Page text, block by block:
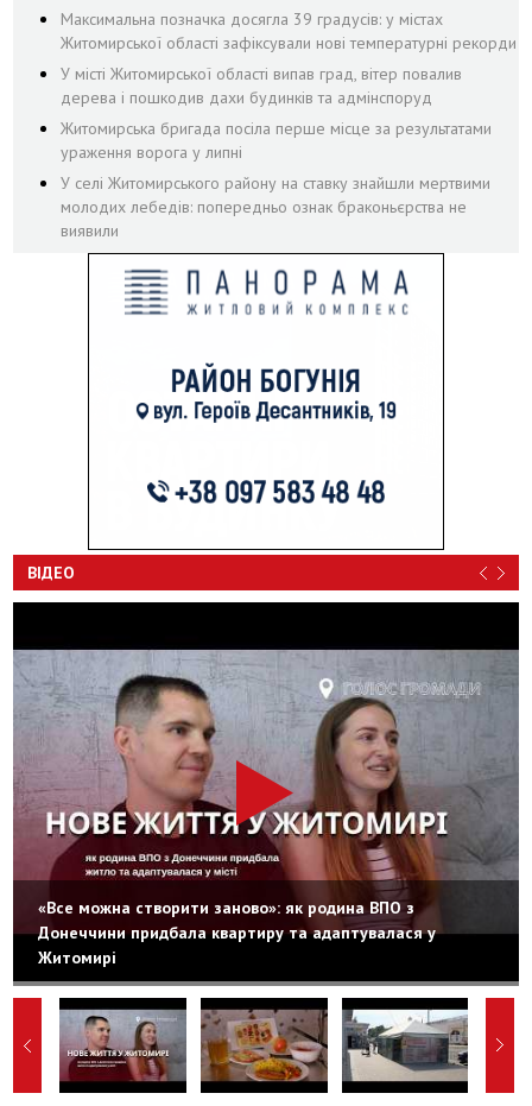
Максимальна позначка досягла 39 градусів: у містах
Житомирської області зафіксували нові температурні рекорди
У місті Житомирської області випав град, вітер повалив
дерева і пошкодив дахи будинків та адмінспоруд
Житомирська бригада посіла перше місце за результатами
ураження ворога у липні
У селі Житомирського району на ставку знайшли мертвими
молодих лебедів: попередньо ознак браконьєрства не
виявили
ВІДЕО
«Все можна створити заново»: як родина ВПО з
Донеччини придбала квартиру та адаптувалася у
Житомирі